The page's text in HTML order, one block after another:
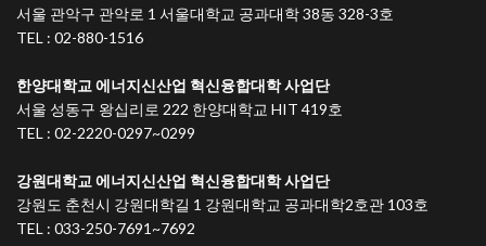
서울 관악구 관악로 1 서울대학교 공과대학 38동 328-3호
TEL : 02-880-1516
한양대학교 에너지신산업 혁신융합대학 사업단
서울 성동구 왕십리로 222 한양대학교 HIT 419호
TEL : 02-2220-0297~0299
강원대학교 에너지신산업 혁신융합대학 사업단
강원도 춘천시 강원대학길 1 강원대학교 공과대학2호관 103호
TEL : 033-250-7691~7692